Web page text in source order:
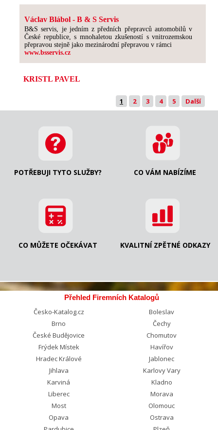
Václav Blábol - B & S Servis
B&S servis, je jedním z předních přepravců automobilů v
České republice, s mnohaletou zkušeností s vnitrozemskou
přepravou stejně jako mezinárodní přepravou v rámci
www.bsservis.cz
KRISTL PAVEL
1 2 3 4 5 Další
POTŘEBUJI TYTO SLUŽBY? CO VÁM NABÍZÍME
CO MŮŽETE OČEKÁVAT KVALITNÍ ZPĚTNÉ ODKAZY
Přehled Firemních Katalogů
Česko-Katalog.cz
Boleslav
Brno
Čechy
České Budějovice
Chomutov
Frýdek Místek
Havířov
Hradec Králové
Jablonec
Jihlava
Karlovy Vary
Karviná
Kladno
Liberec
Morava
Most
Olomouc
Opava
Ostrava